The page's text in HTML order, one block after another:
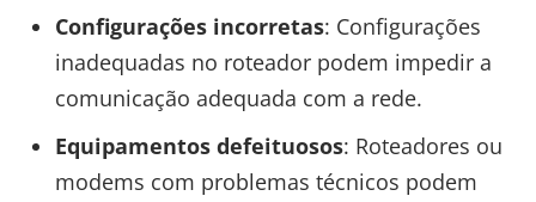
Configurações incorretas: Configurações
inadequadas no roteador podem impedir a
comunicação adequada com a rede.
Equipamentos defeituosos: Roteadores ou
modems com problemas técnicos podem